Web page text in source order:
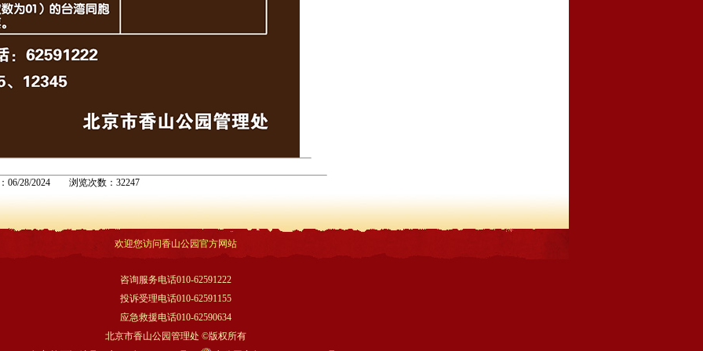
06/28/2024 浏览次数：32247
欢迎您访问香山公园官方网站
咨询服务电话010-62591222
投诉受理电话010-62591155
应急救援电话010-62590634
北京市香山公园管理处 ©版权所有